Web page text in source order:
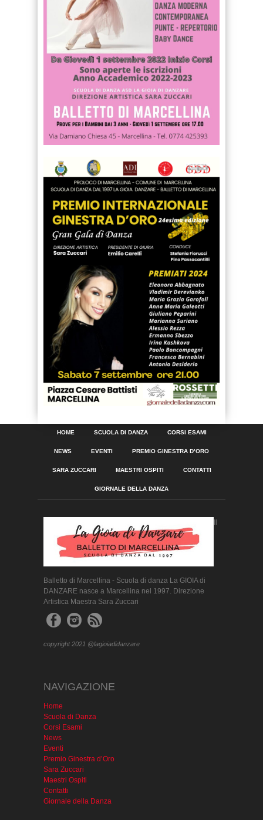
HOME SCUOLA DI DANZA CORSI ESAMI
NEWS EVENTI PREMIO GINESTRA D’ORO
SARA ZUCCARI MAESTRI OSPITI CONTATTI
GIORNALE DELLA DANZA
Il
Balletto di Marcellina - Scuola di danza La GIOIA di
DANZARE nasce a Marcellina nel 1997. Direzione
Artistica Maestra Sara Zuccari
copyright 2021 @lagioiadidanzare
NAVIGAZIONE
Home
Scuola di Danza
Corsi Esami
News
Eventi
Premio Ginestra d’Oro
Sara Zuccari
Maestri Ospiti
Contatti
Giornale della Danza